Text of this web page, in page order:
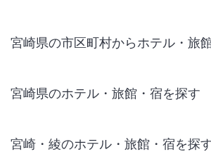
宮崎県の市区町村からホテル・旅
宮崎県のホテル・旅館・宿を探す
宮崎・綾のホテル・旅館・宿を探